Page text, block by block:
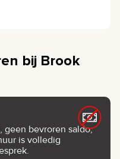
bij Brook
geen bevroren saldo,
is volledig